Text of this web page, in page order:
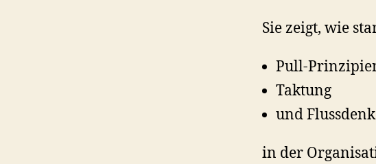
Sie zeigt, wie
Pull-
Taktung
und
in der